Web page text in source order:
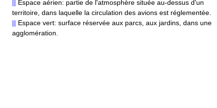
Espace aérien: partie de l'atmosphère située au-dessus d'un
territoire, dans laquelle la circulation des avions est réglementée.
|| Espace vert: surface réservée aux parcs, aux jardins, dans une
agglomération.